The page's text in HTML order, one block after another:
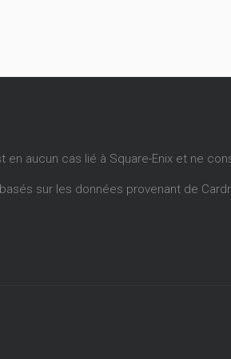
en aucun cas lié à Square-Enix et ne
sur les données provenant de